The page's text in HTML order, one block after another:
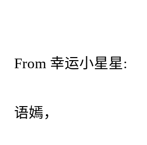
From 幸运小星星:
语嫣，